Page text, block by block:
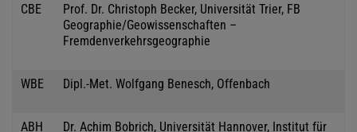
CBE
Prof. Dr. Christoph Becker, Universität Trier, FB
Geographie/Geowissenschaften –
Fremdenverkehrsgeographie
WBE Dipl.-Met. Wolfgang Benesch, Offenbach
ABH
Dr. Achim Bobrich, Universität Hannover, Institut für